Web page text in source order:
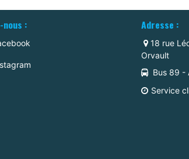
nous : Adresse :
18 rue
Orvault
Bus 89 -
Service